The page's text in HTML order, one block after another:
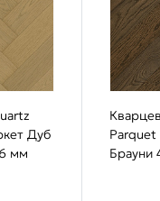
Дуб
мм
Брауни